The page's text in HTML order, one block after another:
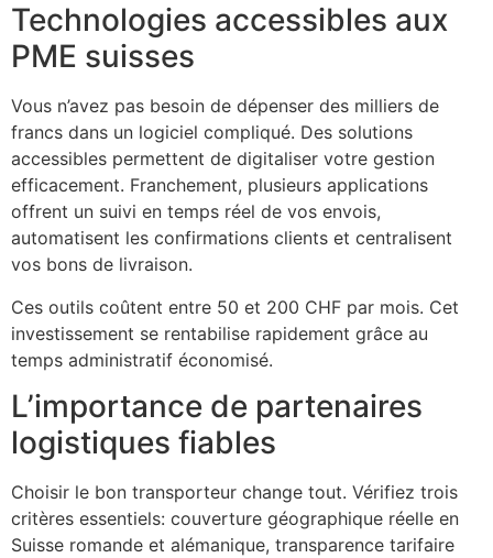
Technologies accessibles aux
PME suisses
Vous n’avez pas besoin de dépenser des milliers de
francs dans un logiciel compliqué. Des solutions
accessibles permettent de digitaliser votre gestion
efficacement. Franchement, plusieurs applications
offrent un suivi en temps réel de vos envois,
automatisent les confirmations clients et centralisent
vos bons de livraison.
Ces outils coûtent entre 50 et 200 CHF par mois. Cet
investissement se rentabilise rapidement grâce au
temps administratif économisé.
L’importance de partenaires
logistiques fiables
Choisir le bon transporteur change tout. Vérifiez trois
critères essentiels: couverture géographique réelle en
Suisse romande et alémanique, transparence tarifaire